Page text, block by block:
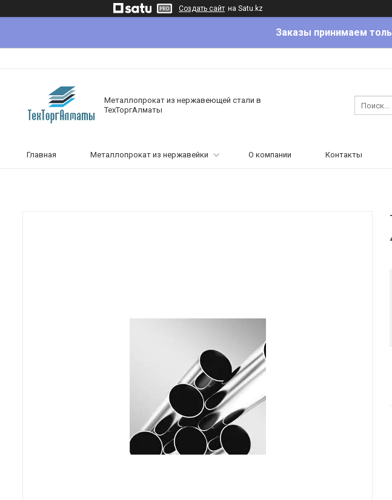
Создать сайт на Satu.kz
Заказы принимаем
Металлопрокат из нержавеющей стали в
ТехТоргАлматы
Главная Металлопрокат из нержавейки О компании Контакты